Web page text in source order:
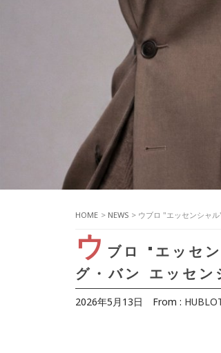
HOME > NEWS > ウブロ "エッセンシャ
ウ ブロ "エッセ
グ・バン エッセン
2026年5月13日 From :